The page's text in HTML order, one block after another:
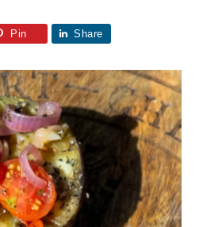
Pin Share